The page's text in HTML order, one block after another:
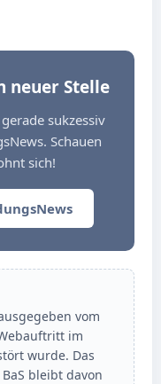
neuer Stelle
sukzessiv
Schauen
sich!
vom
im
wurde. Das
bleibt davon